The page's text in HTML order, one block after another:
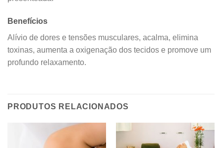
Benefícios
Alívio de dores e tensões musculares, acalma, elimina
toxinas, aumenta a oxigenação dos tecidos e promove um
profundo relaxamento.
PRODUTOS RELACIONADOS